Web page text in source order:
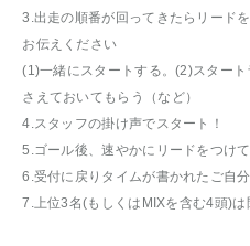
3.出走の順番が回ってきたらリード
お伝えください
(1)一緒にスタートする。(2)スター
さえておいてもらう（など）
4.スタッフの掛け声でスタート！
5.ゴール後、速やかにリードをつけ
6.受付に戻りタイムが書かれたご自
7.上位3名(もしくはMIXを含む4頭)